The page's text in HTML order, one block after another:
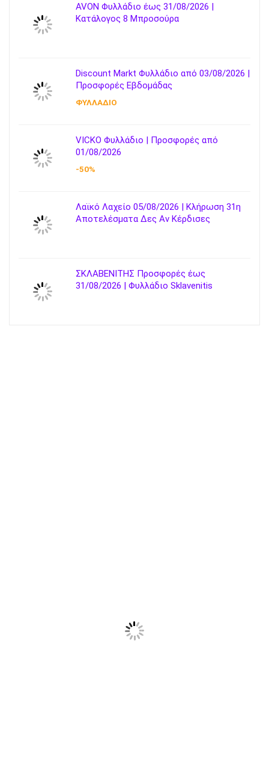
AVON Φυλλάδιο έως 31/08/2026 |
Κατάλογος 8 Μπροσούρα
Discount Markt Φυλλάδιο από 03/08/2026 |
Προσφορές Εβδομάδας
ΦΥΛΛΑΔΙΟ
VICKO Φυλλάδιο | Προσφορές από
01/08/2026
-50%
Λαϊκό Λαχείο 05/08/2026 | Κλήρωση 31η
Αποτελέσματα Δες Αν Κέρδισες
ΣΚΛΑΒΕΝΙΤΗΣ Προσφορές έως
31/08/2026 | Φυλλάδιο Sklavenitis